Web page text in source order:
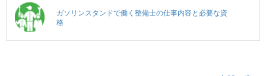
ガソリンスタンドで働く整備士の仕事内容と必要な資
格